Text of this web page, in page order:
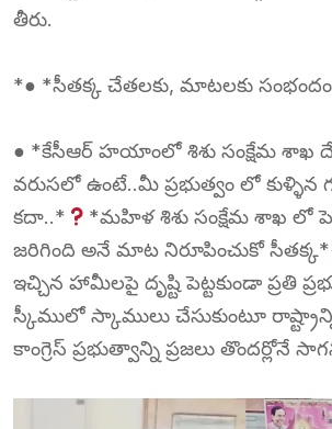
తీరు.
*● *సీతక్క చేతలకు, మాటలకు
● *కేసీఆర్ హయాంలో శిశు సంక్షేమ శాఖ
వరుసలో ఉంటే..మీ ప్రభుత్వం లో కుళ్ళిన
కదా..*
*మహిళ శిశు సంక్షేమ శాఖ లో
జరిగింది అనే మాట నిరూపించుకో సీతక్క*
ఇచ్చిన హామీలపై దృష్టి పెట్టకుండా ప్రతి
స్కీములో స్కాములు చేసుకుంటూ రాష్ట్రాన్ని
కాంగ్రెస్ ప్రభుత్వాన్ని ప్రజలు తొందర్లోనే